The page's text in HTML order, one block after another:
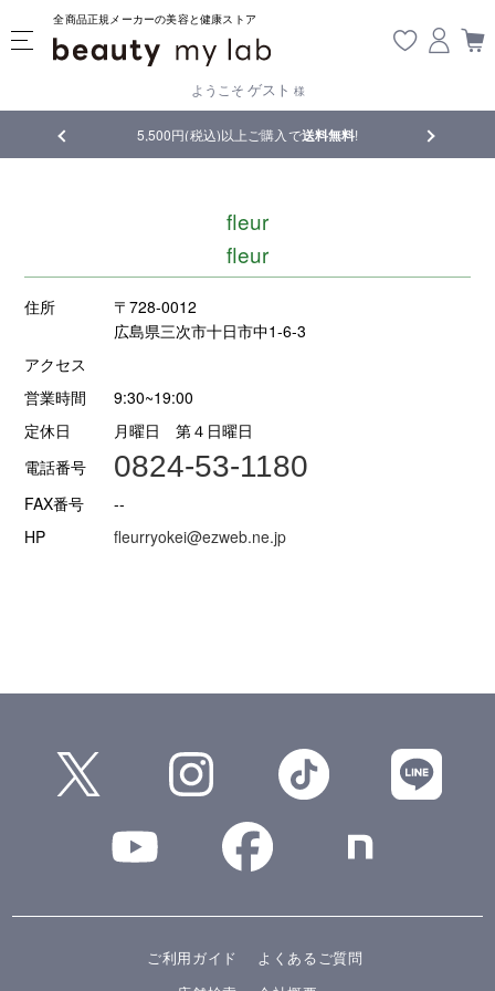
全商品正規メーカーの美容と健康ストア
ようこそ ゲスト 様
5,500円(税込)以上ご購入で送料無料! 【重要】熊本地
fleur
fleur
住所
〒728-0012
広島県三次市十日市中1-6-3
アクセス
営業時間
9:30~19:00
定休日
月曜日 第４日曜日
電話番号
0824-53-1180
FAX番号
--
HP
fleurryokei@ezweb.ne.jp
ご利用ガイド
よくあるご質問